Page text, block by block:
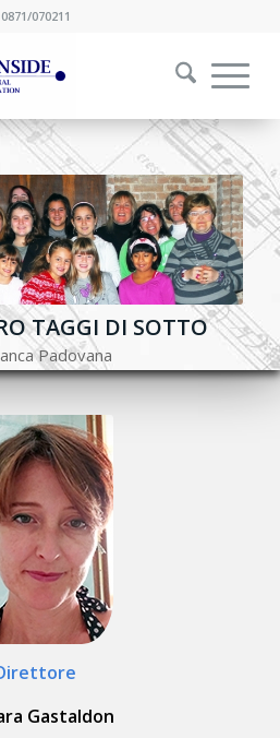
0871/070211
TAGGI DI SOTTO
Padovana
Gastaldon